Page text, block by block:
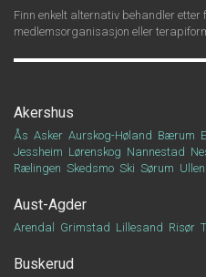
Finn enkelt alternativ behandler etter
medlemsorganisasjon eller
Akershus
Ås Asker Aurskog-Høland Bærum
Jessheim Lørenskog Nannestad
Rælingen Skedsmo Ski Sørum
Aust-Agder
Arendal Grimstad Lillesand Risør
Buskerud